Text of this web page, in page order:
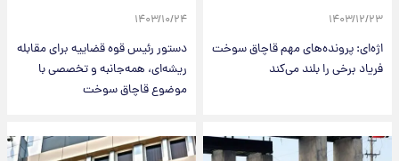
۱۴۰۳/۱۲/۲۳
اژه‌ای: پرونده‌های مهم قاچاق سوخت
فریاد برخی را بلند می‌کند
۱۴۰۳/۱۰/۲۴
دستور رئیس قوه قضاییه برای مقابله
ریشه‌ای، همه‌جانبه و تخصصی با
موضوع قاچاق سوخت